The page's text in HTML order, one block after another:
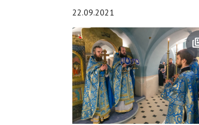
22.09.2021